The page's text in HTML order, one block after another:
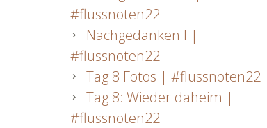
#flussnoten22
Nachgedanken I |
#flussnoten22
Tag 8 Fotos | #flussnoten22
Tag 8: Wieder daheim |
#flussnoten22